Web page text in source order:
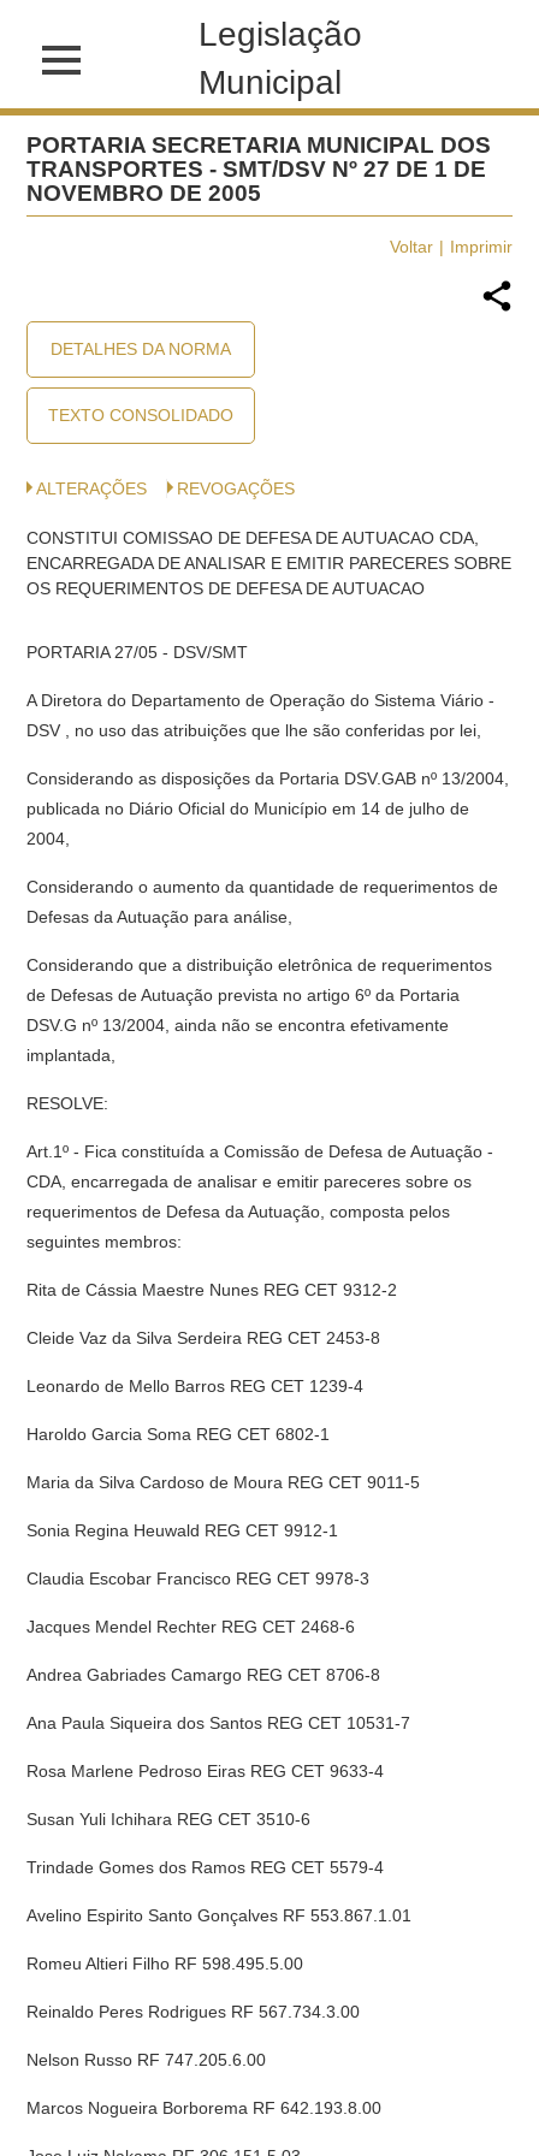
Legislação
Municipal
PORTARIA SECRETARIA MUNICIPAL DOS
TRANSPORTES - SMT/DSV Nº 27 DE 1 DE
NOVEMBRO DE 2005
Voltar Imprimir
DETALHES DA NORMA
TEXTO CONSOLIDADO
ALTERAÇÕES REVOGAÇÕES
CONSTITUI COMISSAO DE DEFESA DE AUTUACAO CDA,
ENCARREGADA DE ANALISAR E EMITIR PARECERES SOBRE
OS REQUERIMENTOS DE DEFESA DE AUTUACAO
PORTARIA 27/05 - DSV/SMT
A Diretora do Departamento de Operação do Sistema Viário -
DSV , no uso das atribuições que lhe são conferidas por lei,
Considerando as disposições da Portaria DSV.GAB nº 13/2004,
publicada no Diário Oficial do Município em 14 de julho de
2004,
Considerando o aumento da quantidade de requerimentos de
Defesas da Autuação para análise,
Considerando que a distribuição eletrônica de requerimentos
de Defesas de Autuação prevista no artigo 6º da Portaria
DSV.G nº 13/2004, ainda não se encontra efetivamente
implantada,
RESOLVE:
Art.1º - Fica constituída a Comissão de Defesa de Autuação -
CDA, encarregada de analisar e emitir pareceres sobre os
requerimentos de Defesa da Autuação, composta pelos
seguintes membros:
Rita de Cássia Maestre Nunes REG CET 9312-2
Cleide Vaz da Silva Serdeira REG CET 2453-8
Leonardo de Mello Barros REG CET 1239-4
Haroldo Garcia Soma REG CET 6802-1
Maria da Silva Cardoso de Moura REG CET 9011-5
Sonia Regina Heuwald REG CET 9912-1
Claudia Escobar Francisco REG CET 9978-3
Jacques Mendel Rechter REG CET 2468-6
Andrea Gabriades Camargo REG CET 8706-8
Ana Paula Siqueira dos Santos REG CET 10531-7
Rosa Marlene Pedroso Eiras REG CET 9633-4
Susan Yuli Ichihara REG CET 3510-6
Trindade Gomes dos Ramos REG CET 5579-4
Avelino Espirito Santo Gonçalves RF 553.867.1.01
Romeu Altieri Filho RF 598.495.5.00
Reinaldo Peres Rodrigues RF 567.734.3.00
Nelson Russo RF 747.205.6.00
Marcos Nogueira Borborema RF 642.193.8.00